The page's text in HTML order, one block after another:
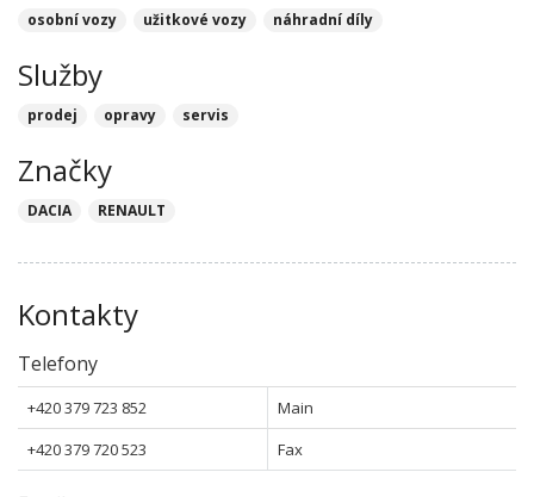
osobní vozy užitkové vozy náhradní díly
Služby
prodej opravy servis
Značky
DACIA RENAULT
Kontakty
Telefony
+420 379 723 852
Main
+420 379 720 523
Fax